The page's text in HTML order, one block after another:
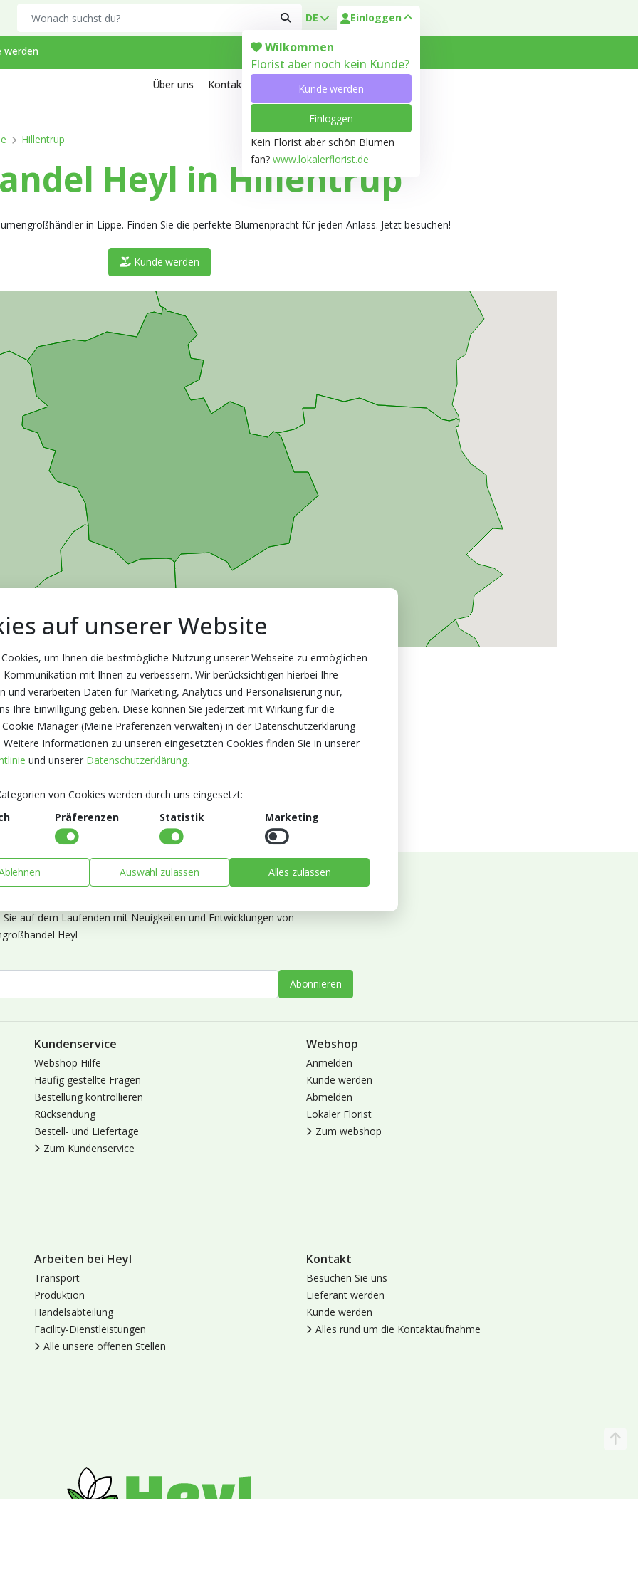
DE Einloggen
Wilkommen
Florist aber noch kein Kunde?
Kunde werden
Einloggen
Kein Florist aber schön Blumen
fan? www.lokalerflorist.de
werden
Über uns Kontakt Arbeiten bei Heyl Kundenservice
Hillentrup
Heyl in Hillentrup
in Lippe. Finden Sie die perfekte Blumenpracht für jeden Anlass. Jetzt besuchen!
Kunde werden
Sie unseren Newsletter
Sie auf dem Laufenden mit Neuigkeiten und Entwicklungen von
Heyl
Abonnieren
Kundenservice
Webshop Hilfe
Häufig gestellte Fragen
Bestellung kontrollieren
Rücksendung
Bestell- und Liefertage
Zum Kundenservice
Webshop
Anmelden
Kunde werden
Abmelden
Lokaler Florist
Zum webshop
Arbeiten bei Heyl
Transport
Produktion
Handelsabteilung
Facility-Dienstleistungen
Alle unsere offenen Stellen
Kontakt
Besuchen Sie uns
Lieferant werden
Kunde werden
Alles rund um die Kontaktaufnahme
auf unserer Website
um Ihnen die bestmögliche Nutzung unserer Webseite zu ermöglichen
Kommunikation mit Ihnen zu verbessern. Wir berücksichtigen hierbei Ihre
und verarbeiten Daten für Marketing, Analytics und Personalisierung nur,
Ihre Einwilligung geben. Diese können Sie jederzeit mit Wirkung für die
Manager (Meine Präferenzen verwalten) in der Datenschutzerklärung
Weitere Informationen zu unseren eingesetzten Cookies finden Sie in unserer
und unserer Datenschutzerklärung.
von Cookies werden durch uns eingesetzt:
Präferenzen Statistik Marketing
Auswahl zulassen Alles zulassen